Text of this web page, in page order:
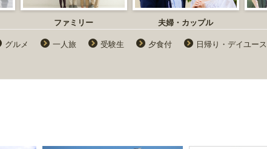
ファミリー 夫婦・カップル
グルメ 一人旅 受験生 夕食付 日帰り・デイユース